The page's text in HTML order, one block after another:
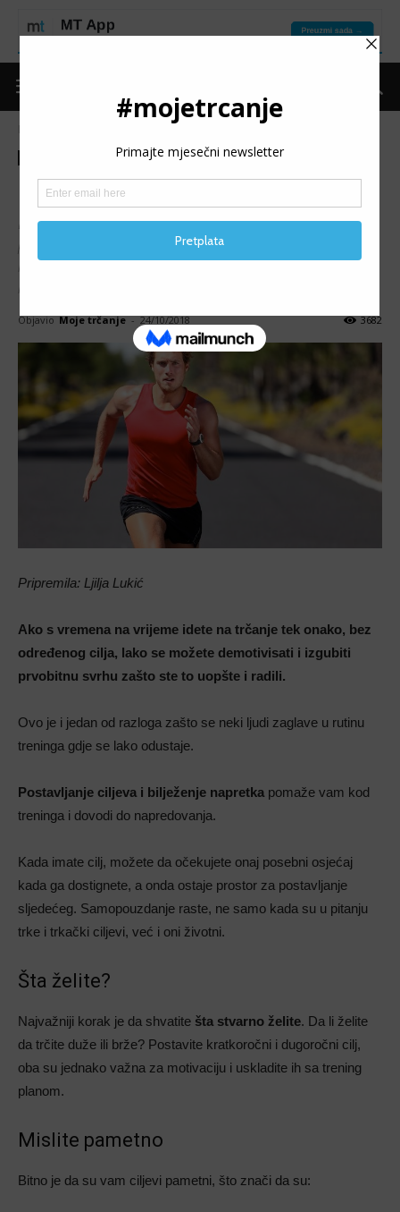
Trening
Ciljajte pametno
Bilo da želite da smršate uz trčanje, spremate se za
polumaraton ili da oborite najbolje lično vrijeme, imate
mnogo bolje šanse da postignete cilj ukoliko ga postavite
na pametan način.
Objavio Moje trčanje - 24/10/2018 3682
Pripremila: Ljilja Lukić
Ako s vremena na vrijeme idete na trčanje tek onako, bez
određenog cilja, lako se možete demotivisati i izgubiti
prvobitnu svrhu zašto ste to uopšte i radili.
Ovo je i jedan od razloga zašto se neki ljudi zaglave u rutinu
treninga gdje se lako odustaje.
Postavljanje ciljeva i bilježenje napretka pomaže vam kod
treninga i dovodi do napredovanja.
Kada imate cilj, možete da očekujete onaj posebni osjećaj
kada ga dostignete, a onda ostaje prostor za postavljanje
sljedećeg. Samopouzdanje raste, ne samo kada su u pitanju
trke i trkački ciljevi, već i oni životni.
Šta želite?
Najvažniji korak je da shvatite šta stvarno želite. Da li želite
da trčite duže ili brže? Postavite kratkoročni i dugoročni cilj,
oba su jednako važna za motivaciju i uskladite ih sa trening
planom.
Mislite pametno
Bitno je da su vam ciljevi pametni, što znači da su: